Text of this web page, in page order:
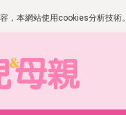
，本網站使用cookies分析技